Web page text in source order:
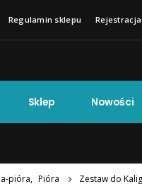
Regulamin sklepu
Sklep Nowości
pióra, Pióra Zestaw do